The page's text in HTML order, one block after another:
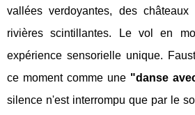
vallées verdoyantes, des
rivières scintillantes. Le vol en
expérience sensorielle unique.
ce moment comme une "danse
silence n'est interrompu que par le